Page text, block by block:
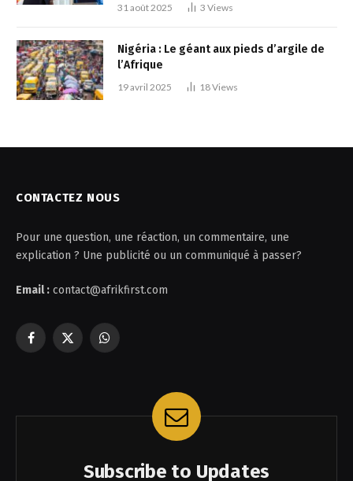
31 août 2025 3 Views
Nigéria : Le géant aux pieds d’argile de
l’Afrique
19 avril 2025 18Views
CONTACTEZ NOUS
Pour une question, une réaction, un commentaire, une
explication ? Une publicité ou un communiqué à passer?
Email : contact@afrikfirst.com
Facebook
X
WhatsApp
Subscribe to Updates